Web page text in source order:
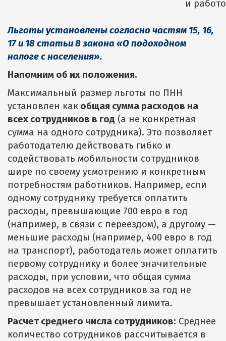
и
Льготы установлены согласно частям 15, 16,
17 и 18 статьи 8 закона «О подоходном
налоге с населения».
Напомним об их положения.
Максимальный размер льготы по ПНН
установлен как общая сумма расходов на
всех сотрудников в год (а не конкретная
сумма на одного сотрудника). Это позволяет
работодателю действовать гибко и
содействовать мобильности сотрудников
шире по своему усмотрению и конкретным
потребностям работников. Например, если
одному сотруднику требуется оплатить
расходы, превышающие 700 евро в год
(например, в связи с переездом), а другому —
меньшие расходы (например, 400 евро в год
на транспорт), работодатель может оплатить
первому сотруднику и более значительные
расходы, при условии, что общая сумма
расходов на всех сотрудников за год не
превышает установленный лимита.
Расчет среднего числа сотрудников: Среднее
количество сотрудников рассчитывается в